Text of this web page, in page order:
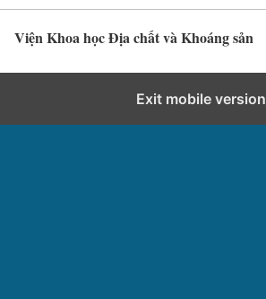
Viện Khoa học Địa chất và Khoáng sản
Exit mobile version